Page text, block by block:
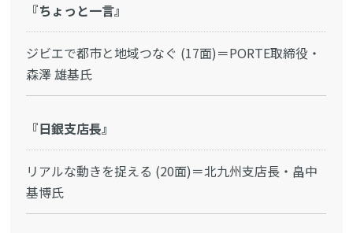
『ちょっと一言』
ジビエで都市と地域つなぐ (17面)＝PORTE取締役・
森澤 雄基氏
『日銀支店長』
リアルな動きを捉える (20面)＝北九州支店長・畠中
基博氏